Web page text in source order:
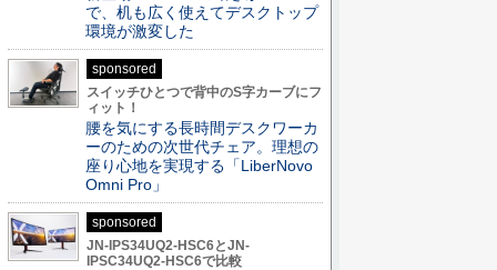
で、机も広く使えてデスクトップ
環境が激変した
sponsored
スイッチひとつで背中のS字カーブにフ
ィット！
腰を気にする長時間デスクワーカ
ーのための次世代チェア。理想の
座り心地を実現する「LiberNovo
Omni Pro」
sponsored
JN-IPS34UQ2-HSC6とJN-
IPSC34UQ2-HSC6で比較